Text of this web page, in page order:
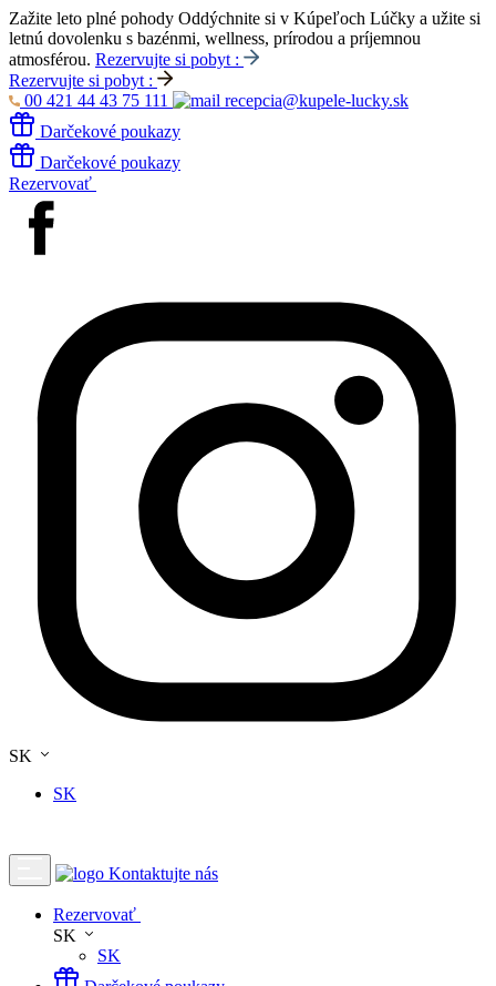
Zažite leto plné pohody Oddýchnite si v Kúpeľoch Lúčky a užite si
letnú dovolenku s bazénmi, wellness, prírodou a príjemnou
atmosférou. Rezervujte si pobyt :
Rezervujte si pobyt :
00 421 44 43 75 111
recepcia@kupele-lucky.sk
Darčekové poukazy
Darčekové poukazy
Rezervovať
SK
SK
Kontaktujte nás
Rezervovať
SK
SK